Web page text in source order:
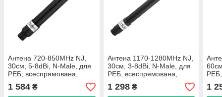
Антена 720-850MHz NJ,
30см, 5-8dBi, N-Male, для
РЕБ, всеспрямована,
вертикальна поляризація
1 584 ₴
Антена 1170-1280MHz NJ,
30см, 3-8dBi, N-Male, для
РЕБ, всеспрямована,
вертикальна поляризація
1 298₴ 1